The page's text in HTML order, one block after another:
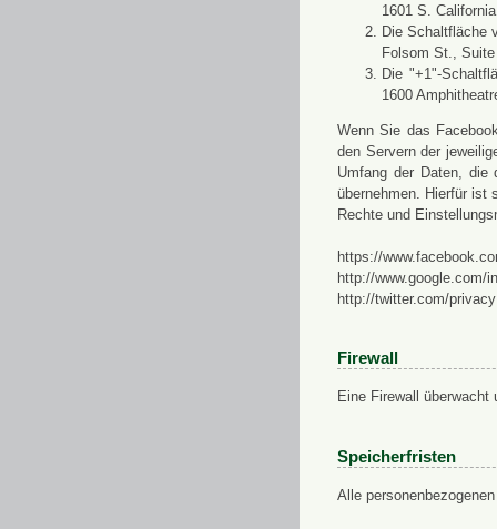
1601 S.
Die Schaltfläche
Folsom St.,
Die "+1"-
1600
Wenn Sie das
den Servern der
Umfang der Daten, die
übernehmen. Hierfür ist
Rechte und
https://
http://www.google.com/
http://twitter.com/privacy
Firewall
Eine Firewall
Speicherfristen
Alle